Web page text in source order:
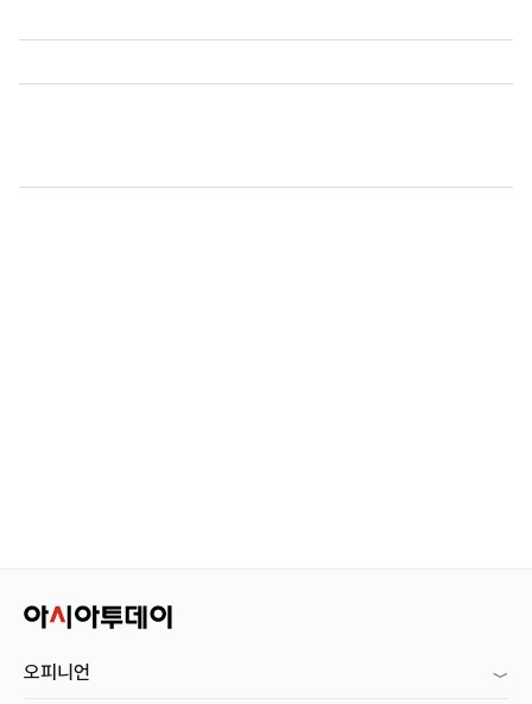
오피니언